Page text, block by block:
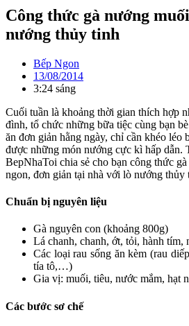
Công thức gà nướng
nướng thủy tinh
Bếp Ngon
13/08/2014
3:24 sáng
Cuối tuần là khoảng thời gian thích hợp
đình, tổ chức những bữa tiệc cùng bạn
ăn đơn giản hằng ngày, chỉ cần khéo léo
được những món nướng cực kì hấp dẫn.
BepNhaToi chia sẻ cho bạn công thức
ngon, đơn giản tại nhà với lò nướng thủy
Chuẩn bị nguyên liệu
Gà nguyên con (khoảng 800g)
Lá chanh, chanh, ớt, tỏi, hành tím,
Các loại rau sống ăn kèm (rau
tía tô,…)
Gia vị: muối, tiêu, nước mắm, hạt
Các bước sơ chế